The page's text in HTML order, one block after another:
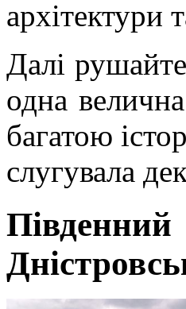
архітектури
Далі
одна
багатою
слугувала